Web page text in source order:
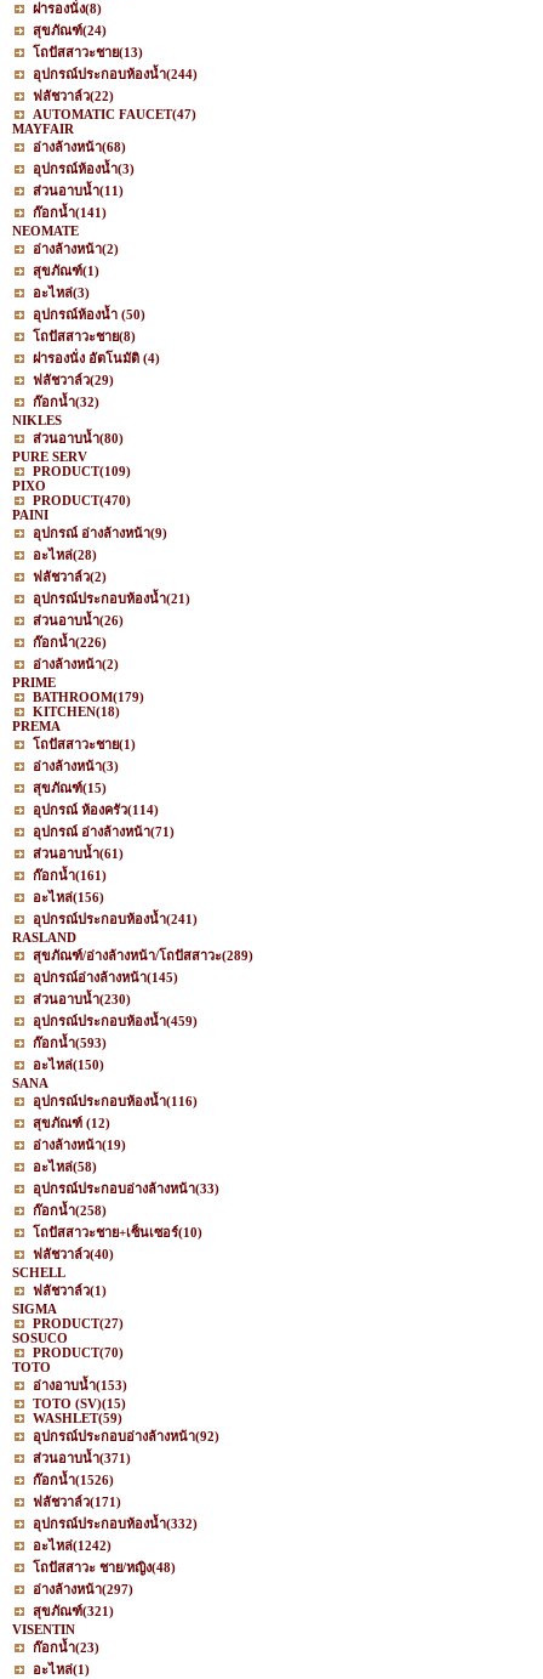
ฝารองนั่ง(8)
สุขภัณฑ์(24)
โถปัสสาวะชาย(13)
อุปกรณ์ประกอบห้องน้ำ(244)
ฟลัชวาล์ว(22)
AUTOMATIC FAUCET(47)
MAYFAIR
อ่างล้างหน้า(68)
อุปกรณ์ห้องน้ำ(3)
ส่วนอาบน้ำ(11)
ก๊อกน้ำ(141)
NEOMATE
อ่างล้างหน้า(2)
สุขภัณฑ์(1)
อะไหล่(3)
อุปกรณ์ห้องน้ำ (50)
โถปัสสาวะชาย(8)
ฝารองนั่ง อัตโนมัติ (4)
ฟลัชวาล์ว(29)
ก๊อกน้ำ(32)
NIKLES
ส่วนอาบน้ำ(80)
PURE SERV
PRODUCT(109)
PIXO
PRODUCT(470)
PAINI
อุปกรณ์ อ่างล้างหน้า(9)
อะไหล่(28)
ฟลัชวาล์ว(2)
อุปกรณ์ประกอบห้องน้ำ(21)
ส่วนอาบน้ำ(26)
ก๊อกน้ำ(226)
อ่างล้างหน้า(2)
PRIME
BATHROOM(179)
KITCHEN(18)
PREMA
โถปัสสาวะชาย(1)
อ่างล้างหน้า(3)
สุขภัณฑ์(15)
อุปกรณ์ ห้องครัว(114)
อุปกรณ์ อ่างล้างหน้า(71)
ส่วนอาบน้ำ(61)
ก๊อกน้ำ(161)
อะไหล่(156)
อุปกรณ์ประกอบห้องน้ำ(241)
RASLAND
สุขภัณฑ์/อ่างล้างหน้า/โถปัสสาวะ(289)
อุปกรณ์อ่างล้างหน้า(145)
ส่วนอาบน้ำ(230)
อุปกรณ์ประกอบห้องน้ำ(459)
ก๊อกน้ำ(593)
อะไหล่(150)
SANA
อุปกรณ์ประกอบห้องน้ำ(116)
สุขภัณฑ์ (12)
อ่างล้างหน้า(19)
อะไหล่(58)
อุปกรณ์ประกอบอ่างล้างหน้า(33)
ก๊อกน้ำ(258)
โถปัสสาวะชาย+เซ็นเซอร์(10)
ฟลัชวาล์ว(40)
SCHELL
ฟลัชวาล์ว(1)
SIGMA
PRODUCT(27)
SOSUCO
PRODUCT(70)
TOTO
อ่างอาบน้ำ(153)
TOTO (SV)(15)
WASHLET(59)
อุปกรณ์ประกอบอ่างล้างหน้า(92)
ส่วนอาบน้ำ(371)
ก๊อกน้ำ(1526)
ฟลัชวาล์ว(171)
อุปกรณ์ประกอบห้องน้ำ(332)
อะไหล่(1242)
โถปัสสาวะ ชาย/หญิง(48)
อ่างล้างหน้า(297)
สุขภัณฑ์(321)
VISENTIN
ก๊อกน้ำ(23)
อะไหล่(1)